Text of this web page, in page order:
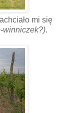
mi się
winniczek?).